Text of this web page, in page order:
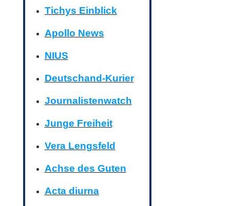
Tichys Einblick
Apollo News
NIUS
Deutschand-Kurier
Journalistenwatch
Junge Freiheit
Vera Lengsfeld
Achse des Guten
Acta diurna